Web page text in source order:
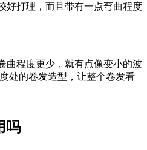
好打理，而且带有一点弯曲程度
曲程度更少，就有点像变小的波
处的卷发造型，让整个卷发看
吗